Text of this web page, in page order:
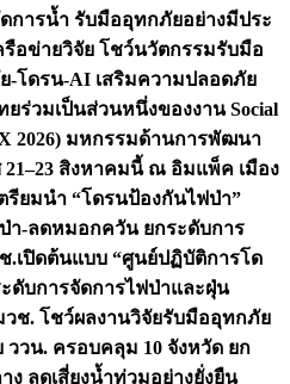
การน้ำ รับมืออุทกภัยอย่างมีประ
รือข่ายวิจัย โชว์นวัตกรรมรับมือ
-โดรน-AI เสริมความปลอดภัย
ร่วมเป็นส่วนหนึ่งของงาน Social
2026) มหกรรมด้านการพัฒนา
สิงหาคมนี้ ณ อิมแพ็ค เมือง
รียมนำ “โดรนป้องกันไฟป่า”
า-ลดหมอกควัน ยกระดับการ
.เปิดต้นแบบ “ศูนย์ปฏิบัติการโด
ดับการจัดการไฟป่าและฝุ่น
วช. โชว์ผลงานวิจัยรับมืออุทกภัย
วน. ครอบคลุม 10 จังหวัด ยก
ลดเสี่ยงน้ำท่วมอย่างยั่งยืน